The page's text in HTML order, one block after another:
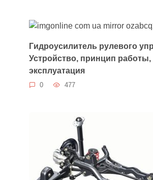
Гидроусилитель рулевого
Устройство, принцип работы,
эксплуатация
0 477